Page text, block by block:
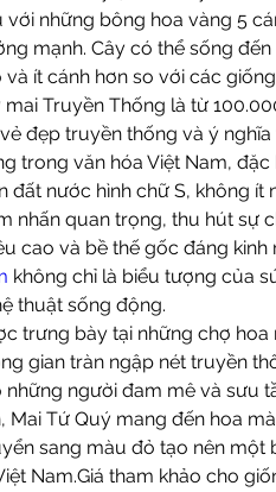
với những bông hoa vàng 5
mạnh. Cây có thể sống
và ít cánh hơn so với các
mai Truyền Thống là từ
đẹp truyền thống và ý
trong văn hóa Việt Nam,
đất nước hình chữ S, không
nhấn quan trọng, thu hút sự
cao và bề thế gốc đáng kinh
không chỉ là biểu tượng của
thuật sống động.
trưng bày tại những chợ hoa
gian tràn ngập nét truyền
những người đam mê và sưu
Mai Tứ Quý mang đến hoa
sang màu đỏ tạo nên một
Nam.Giá tham khảo cho